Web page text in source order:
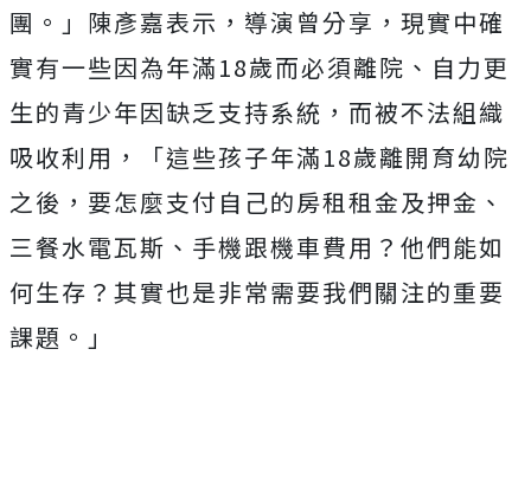
團。」 陳彥嘉表示，導演曾分享， 現實中確
實有一些因為年滿18歲而必須離院、 自力更
生的青少年因缺乏支持系統，而被不法組織
吸收利用，「這些孩子年滿18歲離開育幼院
之後， 要怎麼支付自己的房租租金及押金、
三餐水電瓦斯、 手機跟機車費用？他們能如
何生存？ 其實也是非常需要我們關注的重要
課題。」